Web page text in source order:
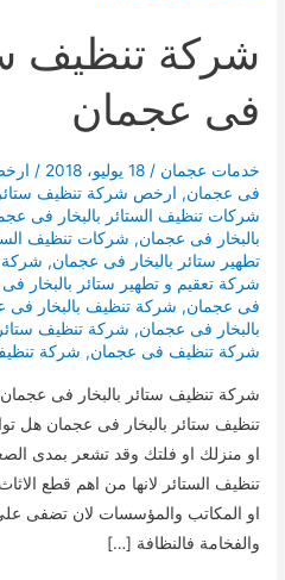
شركة تنظيف
فى عجمان
خدمات عجمان /18 يوليو، 2018 /
فى عجمان, ارخص شركة تنظيف
شركات تنظيف الستائر بالبخار فى
بالبخار فى عجمان, شركات تنظيف
تطهير ستائر بالبخار فى عجمان, شركة
شركة تعقيم و تطهير ستائر بالبخار
فى عجمان, شركة تنظيف بالبخار فى
بالبخار فى عجمان, شركة تنظيف ستائر
شركة تنظيف فى عجمان, شركة
شركة تنظيف ستائر بالبخار فى
تنظيف ستائر بالبخار فى عجمان هل
او منزلك او فلتك وقد تشعر بمدى
تنظيف الستائر لانها من اهم قطع
او المكاتب والمؤسسات لان تضفى
والفخامة فالنظافة […]